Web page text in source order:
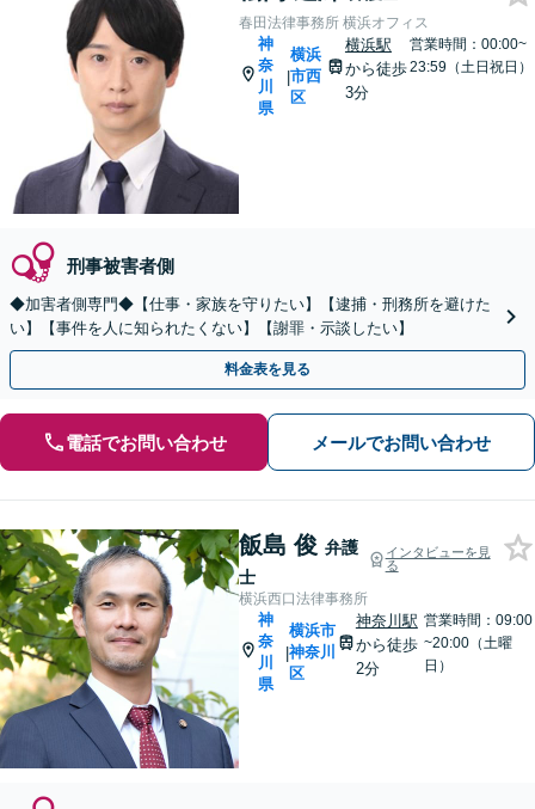
春田法律事務所 横浜オフィス
神
奈
川
県
|
横浜
市西
区
横浜駅
から徒歩
3分
営業時間：00:00~
23:59（土日祝日）
刑事被害者側
◆加害者側専門◆【仕事・家族を守りたい】【逮捕・刑務所を避けた
い】【事件を人に知られたくない】【謝罪・示談したい】
料金表を見る
電話でお問い合わせ メールでお問い合わせ
飯島 俊 弁護
士
インタビューを見
る
横浜西口法律事務所
神
奈
川
県
|
横浜市
神奈川
区
神奈川駅
から徒歩
2分
営業時間：09:00
~20:00（土曜
日）